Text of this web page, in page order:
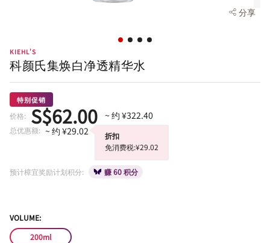
分享
KIEHL'S
科颜氏集焕白净透精华水
特别促销
价格: S$62.00 ~ 约 ¥322.40
总优惠额: ~ 约 ¥29.02
折扣
免消费税:¥29.02
预计樟宜奖励计划积分: 赚 60 积分
VOLUME:
200ml